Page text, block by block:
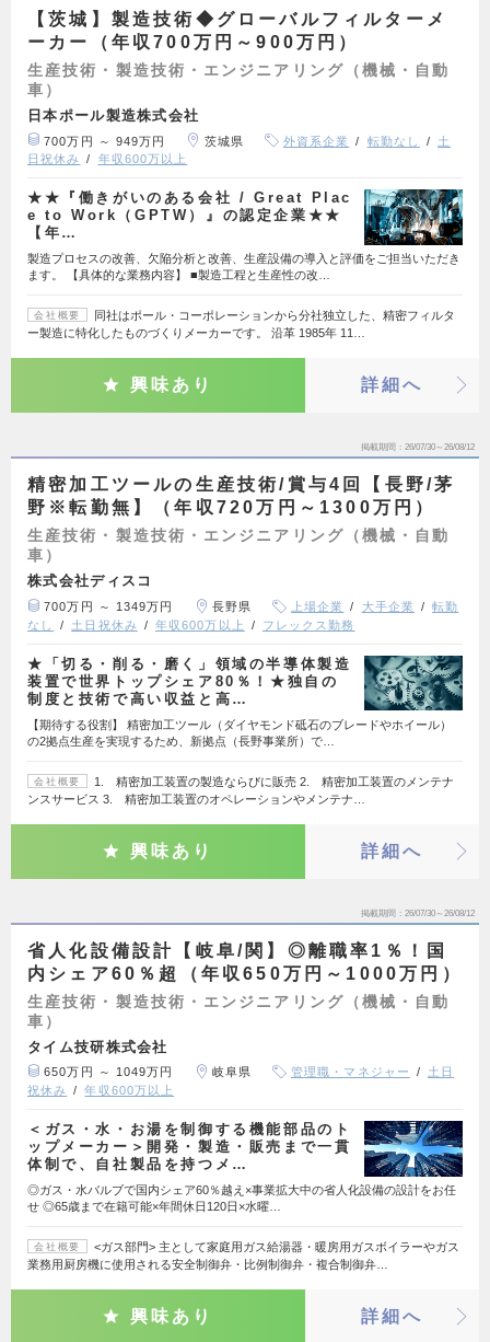
【茨城】製造技術◆グローバルフィルターメ
ーカー（年収700万円～900万円）
生産技術・製造技術・エンジニアリング（機械・自動
車）
日本ポール製造株式会社
700万円 ～ 949万円 茨城県 外資系企業 転勤なし
土
日祝休み
年収600万以上
★★『働きがいのある会社 / Great Plac
e to Work（GPTW）』の認定企業★★
【年…
製造プロセスの改善、欠陥分析と改善、生産設備の導入と評価をご担当いただき
ます。 【具体的な業務内容】 ■製造工程と生産性の改…
会社概要
同社はポール・コーポレーションから分社独立した、精密フィルタ
ー製造に特化したものづくりメーカーです。 沿革 1985年 11…
興味あり 詳細へ
掲載期間 26/07/30～26/08/12
精密加工ツールの生産技術/賞与4回【長野/茅
野※転勤無】（年収720万円～1300万円）
生産技術・製造技術・エンジニアリング（機械・自動
車）
株式会社ディスコ
700万円 ～ 1349万円 長野県 上場企業 大手企業
転勤
なし
土日祝休み 年収600万以上 フレックス勤務
★「切る・削る・磨く」領域の半導体製造
装置で世界トップシェア80％！★独自の
制度と技術で高い収益と高…
【期待する役割】 精密加工ツール（ダイヤモンド砥石のブレードやホイール）
の2拠点生産を実現するため、新拠点（長野事業所）で…
会社概要
1. 精密加工装置の製造ならびに販売 2. 精密加工装置のメンテナ
ンスサービス 3. 精密加工装置のオペレーションやメンテナ…
興味あり 詳細へ
掲載期間 26/07/30～26/08/12
省人化設備設計【岐阜/関】◎離職率1％！国
内シェア60％超（年収650万円～1000万円）
生産技術・製造技術・エンジニアリング（機械・自動
車）
タイム技研株式会社
650万円 ～ 1049万円 岐阜県 管理職・マネジャー
土日
祝休み
年収600万以上
＜ガス・水・お湯を制御する機能部品のト
ップメーカー＞開発・製造・販売まで一貫
体制で、自社製品を持つメ…
◎ガス・水バルブで国内シェア60％越え×事業拡大中の省人化設備の設計をお任
せ ◎65歳まで在籍可能×年間休日120日×水曜…
会社概要
<ガス部門> 主として家庭用ガス給湯器・暖房用ガスボイラーやガス
業務用厨房機に使用される安全制御弁・比例制御弁・複合制御弁…
興味あり 詳細へ